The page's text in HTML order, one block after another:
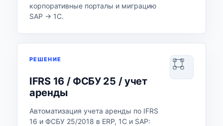
корпоративные порталы и миграцию
SAP → 1С.
РЕШЕНИЕ
IFRS 16 / ФСБУ 25 / учет
аренды
Автоматизация учета аренды по IFRS
16 и ФСБУ 25/2018 в ERP, 1С и SAP: